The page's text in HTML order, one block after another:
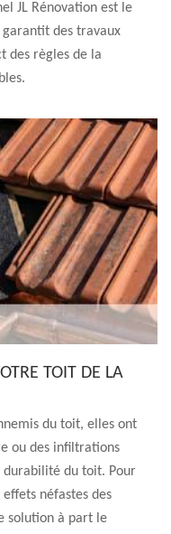
JL Rénovation est le
garantit des travaux
des règles de la
TOIT DE LA
du toit, elles ont
ou des infiltrations
du toit. Pour
néfastes des
solution à part le